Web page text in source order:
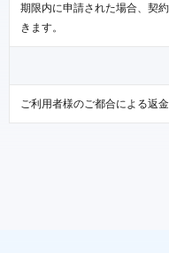
期限内に申請された場合、契
きます。
ご利用者様のご都合による返